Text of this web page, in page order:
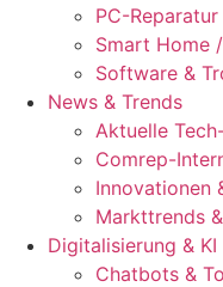
PC-
Smart Home
Software &
News & Trends
Aktuelle
Comrep-
Innovationen
Markttrends
Digitalisierung & KI
Chatbots &